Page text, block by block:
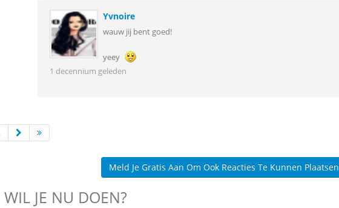
Yvnoire
wauw jij bent goed!
yeey
1 decennium geleden
Meld Je Gratis Aan Om Ook Reacties Te Kunnen Plaatsen
JE NU DOEN?